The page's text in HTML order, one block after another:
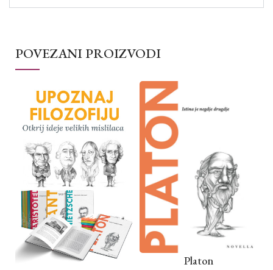
POVEZANI PROIZVODI
Platon